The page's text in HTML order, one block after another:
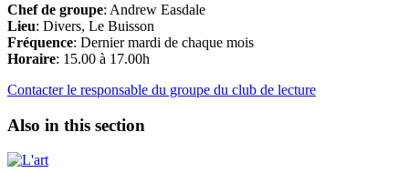
Chef de groupe: Andrew Easdale
Lieu: Divers, Le Buisson
Fréquence: Dernier mardi de chaque mois
Horaire: 15.00 à 17.00h
Contacter le responsable du groupe du club de lecture
Also in this section